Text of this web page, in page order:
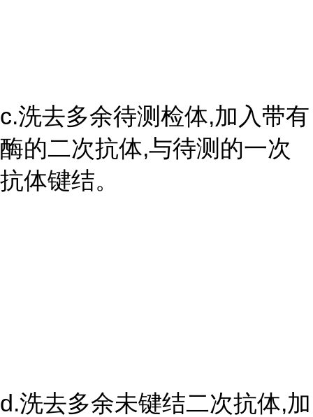
c.洗去多余待测检体,加入带有
酶的二次抗体,与待测的一次
抗体键结。
d.洗去多余未键结二次抗体,加